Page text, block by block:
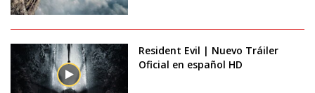
Resident Evil | Nuevo Tráiler
Oficial en español HD